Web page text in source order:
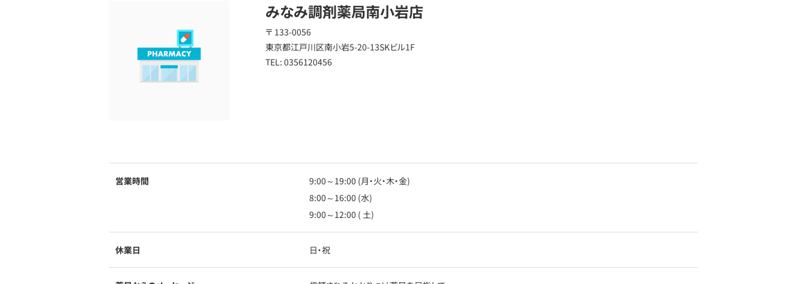
みなみ調剤薬局南小岩店
〒 133-0056
東京都江戸川区南小岩5-20-13SKビル1F
TEL: 0356120456
営業時間
9:00～19:00 (月・火・木・金)
8:00～16:00 (水)
9:00～12:00 ( 土)
休業日 日・祝